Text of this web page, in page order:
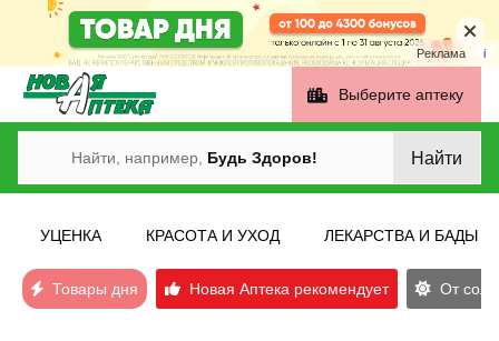
Реклама i
Выберите аптеку
Найти, например, Будь Здоров! Найти
УЦЕНКА КРАСОТА И УХОД ЛЕКАРСТВА И БАДЫ
Товары дня Новая Аптека рекомендует От